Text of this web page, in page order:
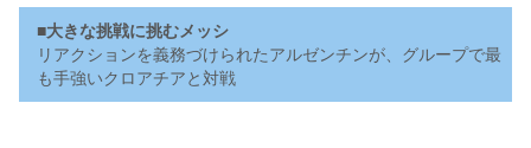
■大きな挑戦に挑むメッシ
リアクションを義務づけられたアルゼンチンが、グループで最
も手強いクロアチアと対戦